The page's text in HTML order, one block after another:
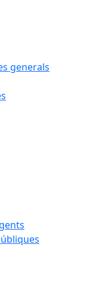
generals